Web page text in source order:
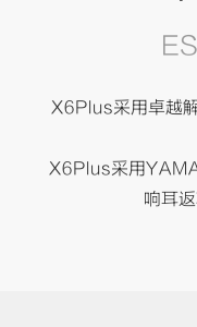
X6Plus采用卓越
X6Plus采用
响耳